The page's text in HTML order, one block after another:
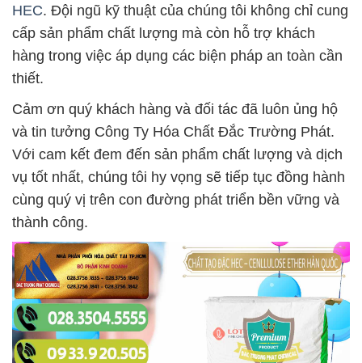
HEC. Đội ngũ kỹ thuật của chúng tôi không chỉ cung
cấp sản phẩm chất lượng mà còn hỗ trợ khách
hàng trong việc áp dụng các biện pháp an toàn cần
thiết.
Cảm ơn quý khách hàng và đối tác đã luôn ủng hộ
và tin tưởng Công Ty Hóa Chất Đắc Trường Phát.
Với cam kết đem đến sản phẩm chất lượng và dịch
vụ tốt nhất, chúng tôi hy vọng sẽ tiếp tục đồng hành
cùng quý vị trên con đường phát triển bền vững và
thành công.